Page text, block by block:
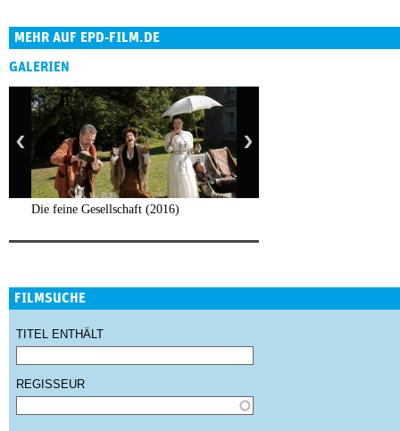
MEHR AUF EPD-FILM.DE
GALERIEN
Die feine Gesellschaft (2016)
FILMSUCHE
TITEL ENTHÄLT
REGISSEUR